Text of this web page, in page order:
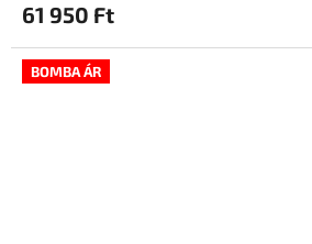
61 950 Ft
BOMBA ÁR